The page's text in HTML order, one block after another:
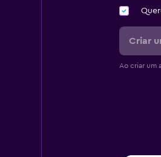
Criar
Ao criar um